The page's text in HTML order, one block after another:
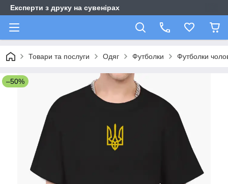
Експерти з друку на сувенірах
Товари та послуги Одяг Футболки Футболки
–50%